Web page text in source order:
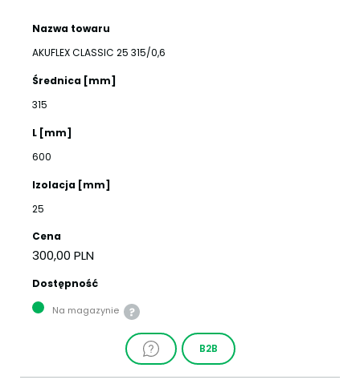
Nazwa towaru
AKUFLEX CLASSIC 25 315/0,6
Średnica [mm]
315
L [mm]
600
Izolacja [mm]
25
Cena
300,00 PLN
Dostępność
Na magazynie
B2B